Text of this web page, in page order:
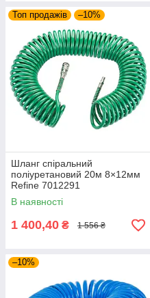
Топ продажів –10%
Шланг спіральний
поліуретановий 20м 8×12мм
Refine 7012291
В наявності
1 400,40 ₴ 1 556 ₴
–10%